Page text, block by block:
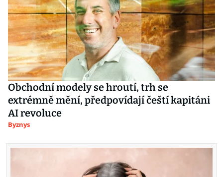
Obchodní modely se hroutí, trh se
extrémně mění, předpovídají čeští kapitáni
AI revoluce
Byznys